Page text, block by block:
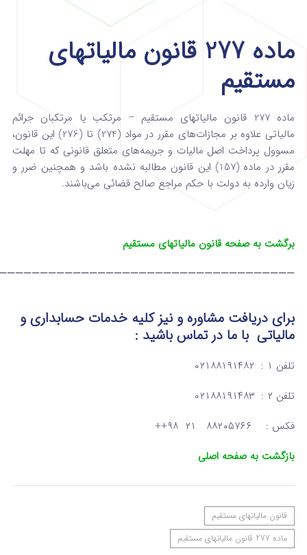
ماده 277 قانون مالیاتهای
مستقیم
ماده 277 قانون مالیاتهای مستقیم – مرتکب یا مرتکبان جرائم
مالیاتی علاوه بر مجازات‌های مقرر در مواد (274) تا (276) این قانون،
مسوول پرداخت اصل مالیات و جریمه‌های متعلق قانونی که تا مهلت
مقرر در ماده (157) این قانون مطالبه نشده باشد و همچنین ضرر و
زیان وارده به دولت با حکم مراجع صالح قضائی می‌باشند.
برگشت به صفحه قانون مالیاتهای مستقیم
برای دریافت مشاوره و نیز کلیه خدمات حسابداری و
مالیاتیبا ما در تماسباشید :
تلفن ۱ : ۰۲۱۸۸۱۹۱۴۸۲
تلفن ۲ : ۰۲۱۸۸۱۹۱۴۸۳
فکس : ۸۸۲۰۵۷۶۶ ۲۱ ۹۸++
بازگشت به صفحه اصلی
قانون مالیاتهای مستقیم
ماده 277 قانون مالیاتهای مستقیم